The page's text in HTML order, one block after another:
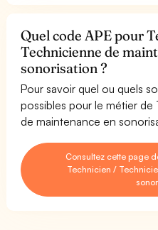
Quel code APE pour
Technicienne de
sonorisation ?
Pour savoir quel ou quels
possibles pour le métier
de maintenance en
Consultez cette page
Technicien /